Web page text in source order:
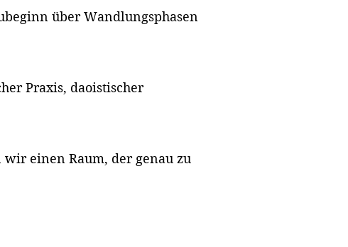
über Wandlungsphasen
Praxis, daoistischer
wir einen Raum, der genau zu